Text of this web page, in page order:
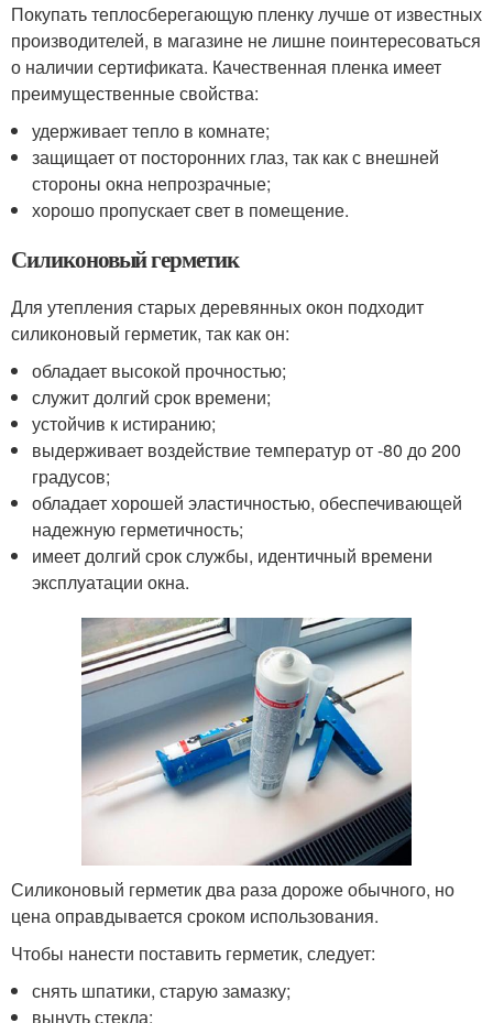
Покупать теплосберегающую пленку лучше от известных
производителей, в магазине не лишне поинтересоваться
о наличии сертификата. Качественная пленка имеет
преимущественные свойства:
удерживает тепло в комнате;
защищает от посторонних глаз, так как с внешней
стороны окна непрозрачные;
хорошо пропускает свет в помещение.
Силиконовый герметик
Для утепления старых деревянных окон подходит
силиконовый герметик, так как он:
обладает высокой прочностью;
служит долгий срок времени;
устойчив к истиранию;
выдерживает воздействие температур от -80 до 200
градусов;
обладает хорошей эластичностью, обеспечивающей
надежную герметичность;
имеет долгий срок службы, идентичный времени
эксплуатации окна.
Силиконовый герметик два раза дороже обычного, но
цена оправдывается сроком использования.
Чтобы нанести поставить герметик, следует:
снять шпатики, старую замазку;
вынуть стекла;